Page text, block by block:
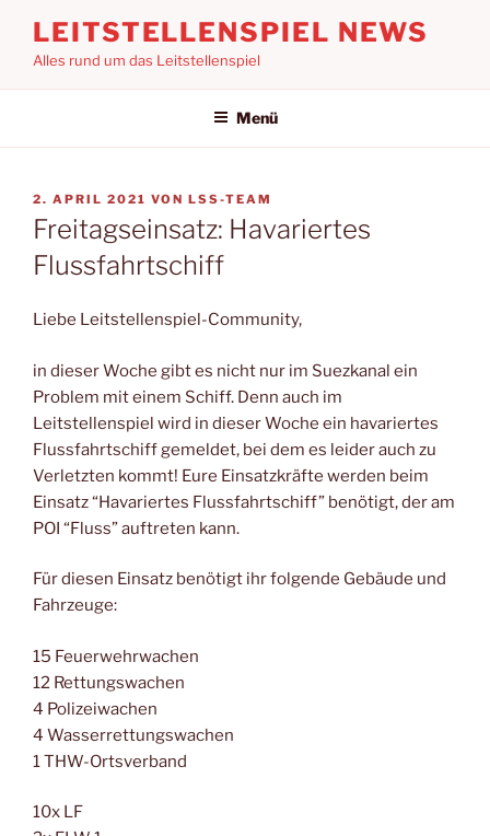
Inhalt
springen
LEITSTELLENSPIEL NEWS
Alles rund um das Leitstellenspiel
Menü
VERÖFFENTLICHT
AM
2. APRIL 2021 VON LSS-TEAM
Freitagseinsatz: Havariertes
Flussfahrtschiff
Liebe Leitstellenspiel-Community,
in dieser Woche gibt es nicht nur im Suezkanal ein
Problem mit einem Schiff. Denn auch im
Leitstellenspiel wird in dieser Woche ein havariertes
Flussfahrtschiff gemeldet, bei dem es leider auch zu
Verletzten kommt! Eure Einsatzkräfte werden beim
Einsatz “Havariertes Flussfahrtschiff” benötigt, der am
POI “Fluss” auftreten kann.
Für diesen Einsatz benötigt ihr folgende Gebäude und
Fahrzeuge:
15 Feuerwehrwachen
12 Rettungswachen
4 Polizeiwachen
4 Wasserrettungswachen
1 THW-Ortsverband
10x LF